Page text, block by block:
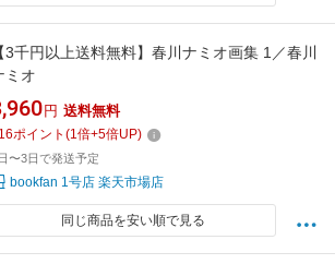
【3千円以上送料無料】春川ナミオ画集 1／春川
ミオ
円 送料無料
ポイント (1倍+5倍UP)
〜3日で発送予定
bookfan 1号店 楽天市場店
同じ商品を安い順で見る